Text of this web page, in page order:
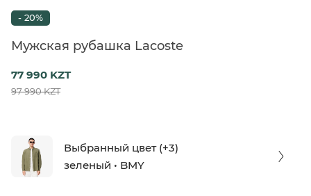
- 20%
Мужская рубашка Lacoste
77 990 KZT
97 990 KZT
Выбранный цвет (+3)
зеленый • BMY